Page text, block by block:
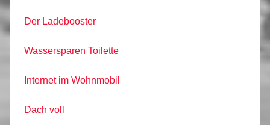
Der Ladebooster
Wassersparen Toilette
Internet im Wohnmobil
Dach voll